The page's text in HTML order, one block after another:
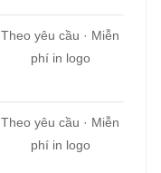
Theo yêu cầu · Miễn
phí in logo
Theo yêu cầu · Miễn
phí in logo